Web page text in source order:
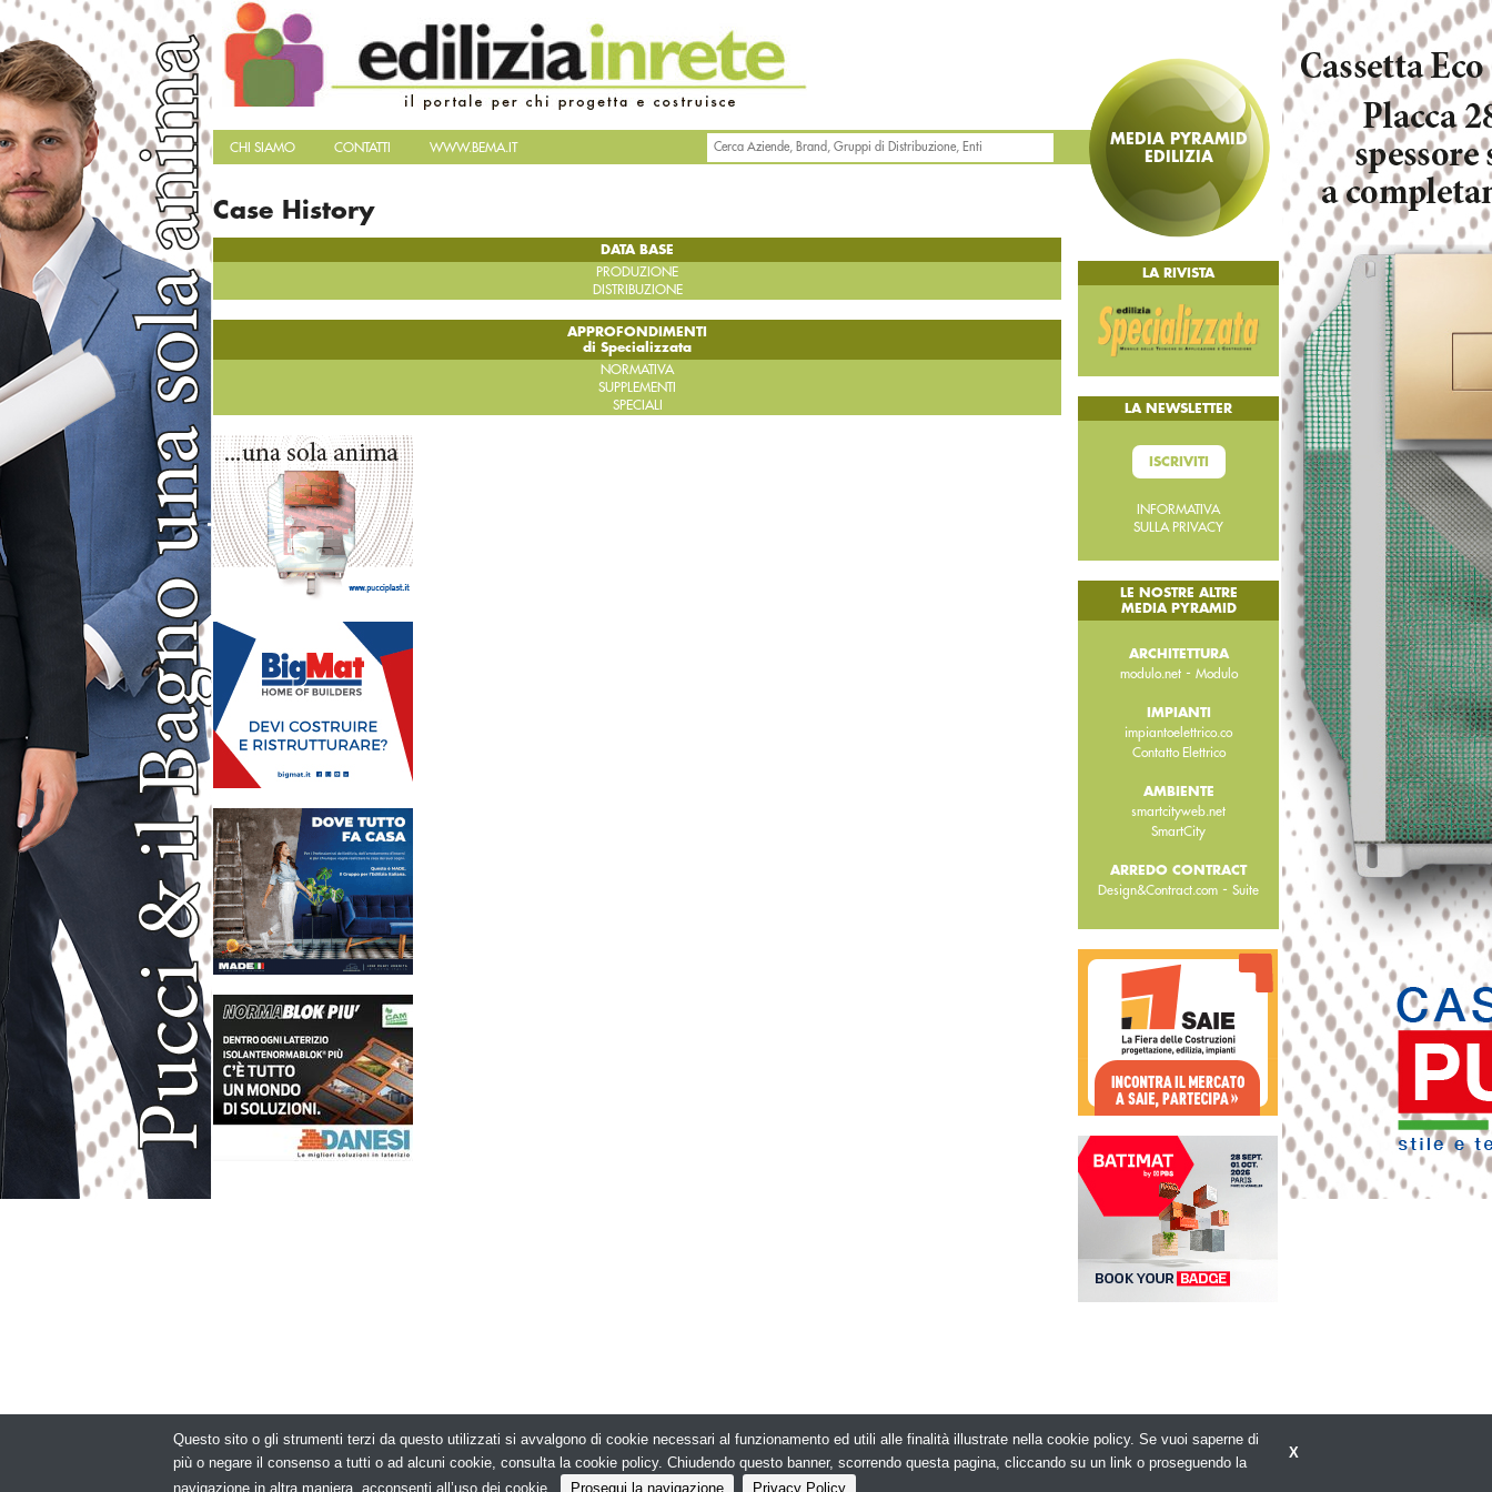
CHI SIAMO CONTATTI WWW.BEMA.IT
MEDIA PYRAMID
EDILIZIA
Case History
DATA BASE
PRODUZIONE
DISTRIBUZIONE
APPROFONDIMENTI
di Specializzata
NORMATIVA
SUPPLEMENTI
SPECIALI
LA RIVISTA
LA NEWSLETTER
ISCRIVITI
INFORMATIVA
SULLA PRIVACY
LE NOSTRE ALTRE
MEDIA PYRAMID
ARCHITETTURA
modulo.net- Modulo
IMPIANTI
impiantoelettrico.co
Contatto Elettrico
AMBIENTE
smartcityweb.net
SmartCity
ARREDO CONTRACT
Design&Contract.com -Suite
© Copyright 2026. Edilizia in Rete - N.ro Iscrizione ROC 5836 -Privacy policy X
Questo sito o gli strumenti terzi da questo utilizzati si avvalgono di cookie necessari al funzionamento ed utili alle finalità illustrate nella cookie policy. Se vuoi saperne di
più o negare il consenso a tutti o ad alcuni cookie, consulta la cookie policy. Chiudendo questo banner, scorrendo questa pagina, cliccando su un link o proseguendo la
navigazione in altra maniera, acconsenti all’uso dei cookie.
Prosegui la navigazione Privacy Policy